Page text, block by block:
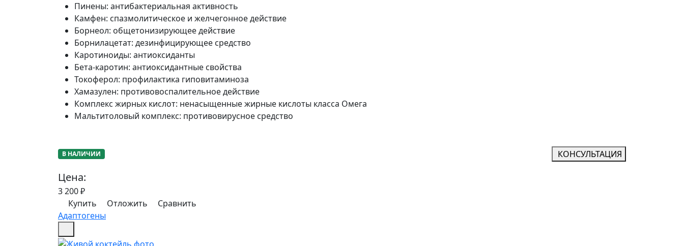
Пинены: антибактериальная активность
Камфен: спазмолитическое и желчегонное действие
Борнеол: общетонизирующее действие
Борнилацетат: дезинфицирующее средство
Каротиноиды: антиоксиданты
Бета-каротин: антиоксидантные свойства
Токоферол: профилактика гиповитаминоза
Хамазулен: противовоспалительное действие
Комплекс жирных кислот: ненасыщенные жирные кислоты класса Омега
Мальтитоловый комплекс: противовирусное средство
В НАЛИЧИИ КОНСУЛЬТАЦИЯ
Цена:
3 200₽
Купить
Отложить
Сравнить
Адаптогены